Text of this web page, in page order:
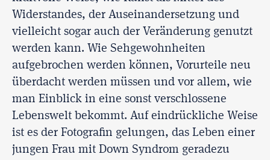
Widerstandes, der Auseinandersetzung und
vielleicht sogar auch der Veränderung genutzt
werden kann. Wie Sehgewohnheiten
aufgebrochen werden können, Vorurteile neu
überdacht werden müssen und vor allem, wie
man Einblick in eine sonst verschlossene
Lebenswelt bekommt. Auf eindrückliche Weise
ist es der Fotografin gelungen, das Leben einer
jungen Frau mit Down Syndrom geradezu